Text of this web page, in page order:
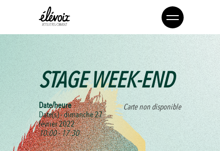
STAGE WEEK-END
Carte non disponible
Date/heure
Date(s) - dimanche 27
février 2022
10:00 - 17:30